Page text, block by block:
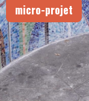
micro-projet